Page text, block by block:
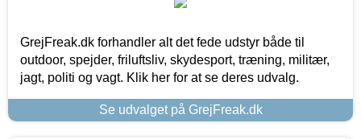
GrejFreak.dk forhandler alt det fede udstyr både til
outdoor, spejder, friluftsliv, skydesport, træning, militær,
jagt, politi og vagt. Klik her for at se deres udvalg.
Se udvalget på GrejFreak.dk